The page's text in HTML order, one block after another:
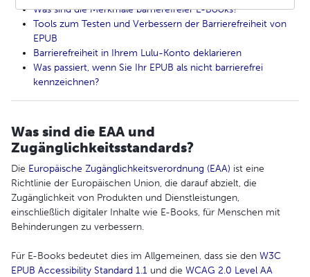
Was sind die Merkmale barrierefreier E-Books?
Tools zum Testen und Verbessern der Barrierefreiheit von
EPUB
Barrierefreiheit in Ihrem Lulu-Konto deklarieren
Was passiert, wenn Sie Ihr EPUB als nicht barrierefrei
kennzeichnen?
Was sind die EAA und
Zugänglichkeitsstandards?
Die Europäische Zugänglichkeitsverordnung (EAA) ist eine
Richtlinie der Europäischen Union, die darauf abzielt, die
Zugänglichkeit von Produkten und Dienstleistungen,
einschließlich digitaler Inhalte wie E-Books, für Menschen mit
Behinderungen zu verbessern.
Für E-Books bedeutet dies im Allgemeinen, dass sie den W3C
EPUB Accessibility Standard 1.1 und die WCAG 2.0 Level AA